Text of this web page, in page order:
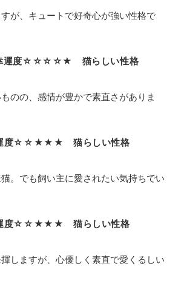
が、キュートで好奇心が強い性格で
運度☆☆☆☆★ 猫らしい性格
のの、感情が豊かで素直さがありま
度☆☆★★★ 猫らしい性格
。でも飼い主に愛されたい気持ちでい
度☆☆★★★ 猫らしい性格
しますが、心優しく素直で愛くるしい